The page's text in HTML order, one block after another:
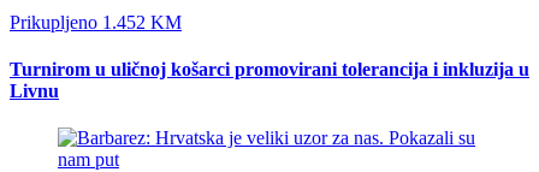
Prikupljeno 1.452 KM
Turnirom u uličnoj košarci promovirani tolerancija i inkluzija u
Livnu